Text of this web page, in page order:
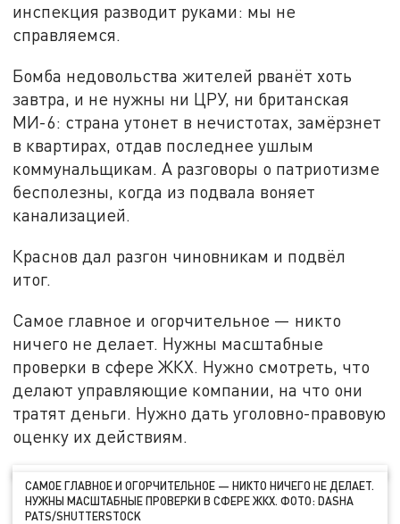
инспекция разводит руками: мы не
справляемся.
Бомба недовольства жителей рванёт хоть
завтра, и не нужны ни ЦРУ, ни британская
МИ-6: страна утонет в нечистотах, замёрзнет
в квартирах, отдав последнее ушлым
коммунальщикам. А разговоры о патриотизме
бесполезны, когда из подвала воняет
канализацией.
Краснов дал разгон чиновникам и подвёл
итог.
Самое главное и огорчительное — никто
ничего не делает. Нужны масштабные
проверки в сфере ЖКХ. Нужно смотреть, что
делают управляющие компании, на что они
тратят деньги. Нужно дать уголовно-правовую
оценку их действиям.
САМОЕ ГЛАВНОЕ И ОГОРЧИТЕЛЬНОЕ — НИКТО НИЧЕГО НЕ ДЕЛАЕТ.
НУЖНЫ МАСШТАБНЫЕ ПРОВЕРКИ В СФЕРЕ ЖКХ. ФОТО: DASHA
PATS/SHUTTERSTOCK